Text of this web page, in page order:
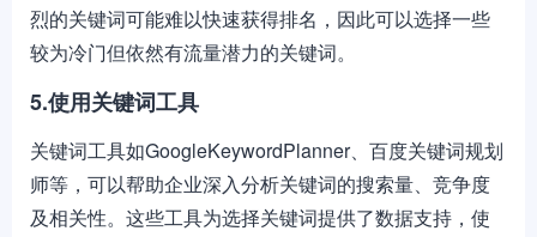
烈的关键词可能难以快速获得排名，因此可以选择一些
较为冷门但依然有流量潜力的关键词。
5.使用关键词工具
关键词工具如GoogleKeywordPlanner、百度关键词规划
师等，可以帮助企业深入分析关键词的搜索量、竞争度
及相关性。这些工具为选择关键词提供了数据支持，使